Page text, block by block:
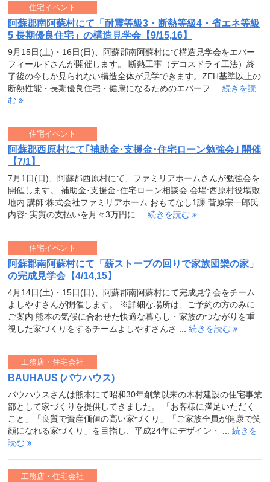
阿蘇郡南阿蘇村にて「耐震等級3・断熱等級4・省エネ等級
5 長期優良住宅」の構造見学会【9/15,16】
9月15日(土)・16日(日)、阿蘇郡南阿蘇村にて構造見学会をエバー
フィールドさんが開催します。 断熱工事（デコスドライ工法）終
了後の今しか見られない構造全体が見学できます。ZEH基準以上の
断熱性能・長期優良住宅・健康になるためのエバーフ ... 続きを読
む
住宅イベント
阿蘇郡西原村にて｢補助金･支援金･住宅ローン勉強会｣ 開催
【7/1】
7月1日(日)、阿蘇郡西原村にて、ファミリアホームさんが勉強会を
開催します。 補助金･支援金･住宅ローン相談会 会場:西原村役場敷
地内 講師:株式会社ファミリアホーム おもてなし1課 菅原宗一郎氏
内容: 実質の支払いを月々3万円に ... 続きを読む
住宅イベント
阿蘇郡南阿蘇村にて「薪ストーブの回りで家族団欒の家」
の完成見学会【4/14,15】
4月14日(土)・15日(日)、阿蘇郡南阿蘇村にて完成見学会をチーム
よしやすさんが開催します。 ※詳細な場所は、ご予約の方のみに
ご案内 熊本の気候に合わせた快適な暮らし・家族のつながりを重
視した家づくりをするチームよしやすさんさ ... 続きを読む
住宅イベント
BAUHAUS (バウハウス)
バウハウスさんは熊本にて昭和30年創業以来の木村建設の住宅事業
部として家づくりを提供してきました。 「お客様に満足いただく
こと」「良質で資産価値の高い家づくり」「ご家族全員が健康で笑
顔になれる家づくり」を目指し、平成24年にデザイン・ ... 続きを
読む
工務店・住宅会社
工務店・住宅会社